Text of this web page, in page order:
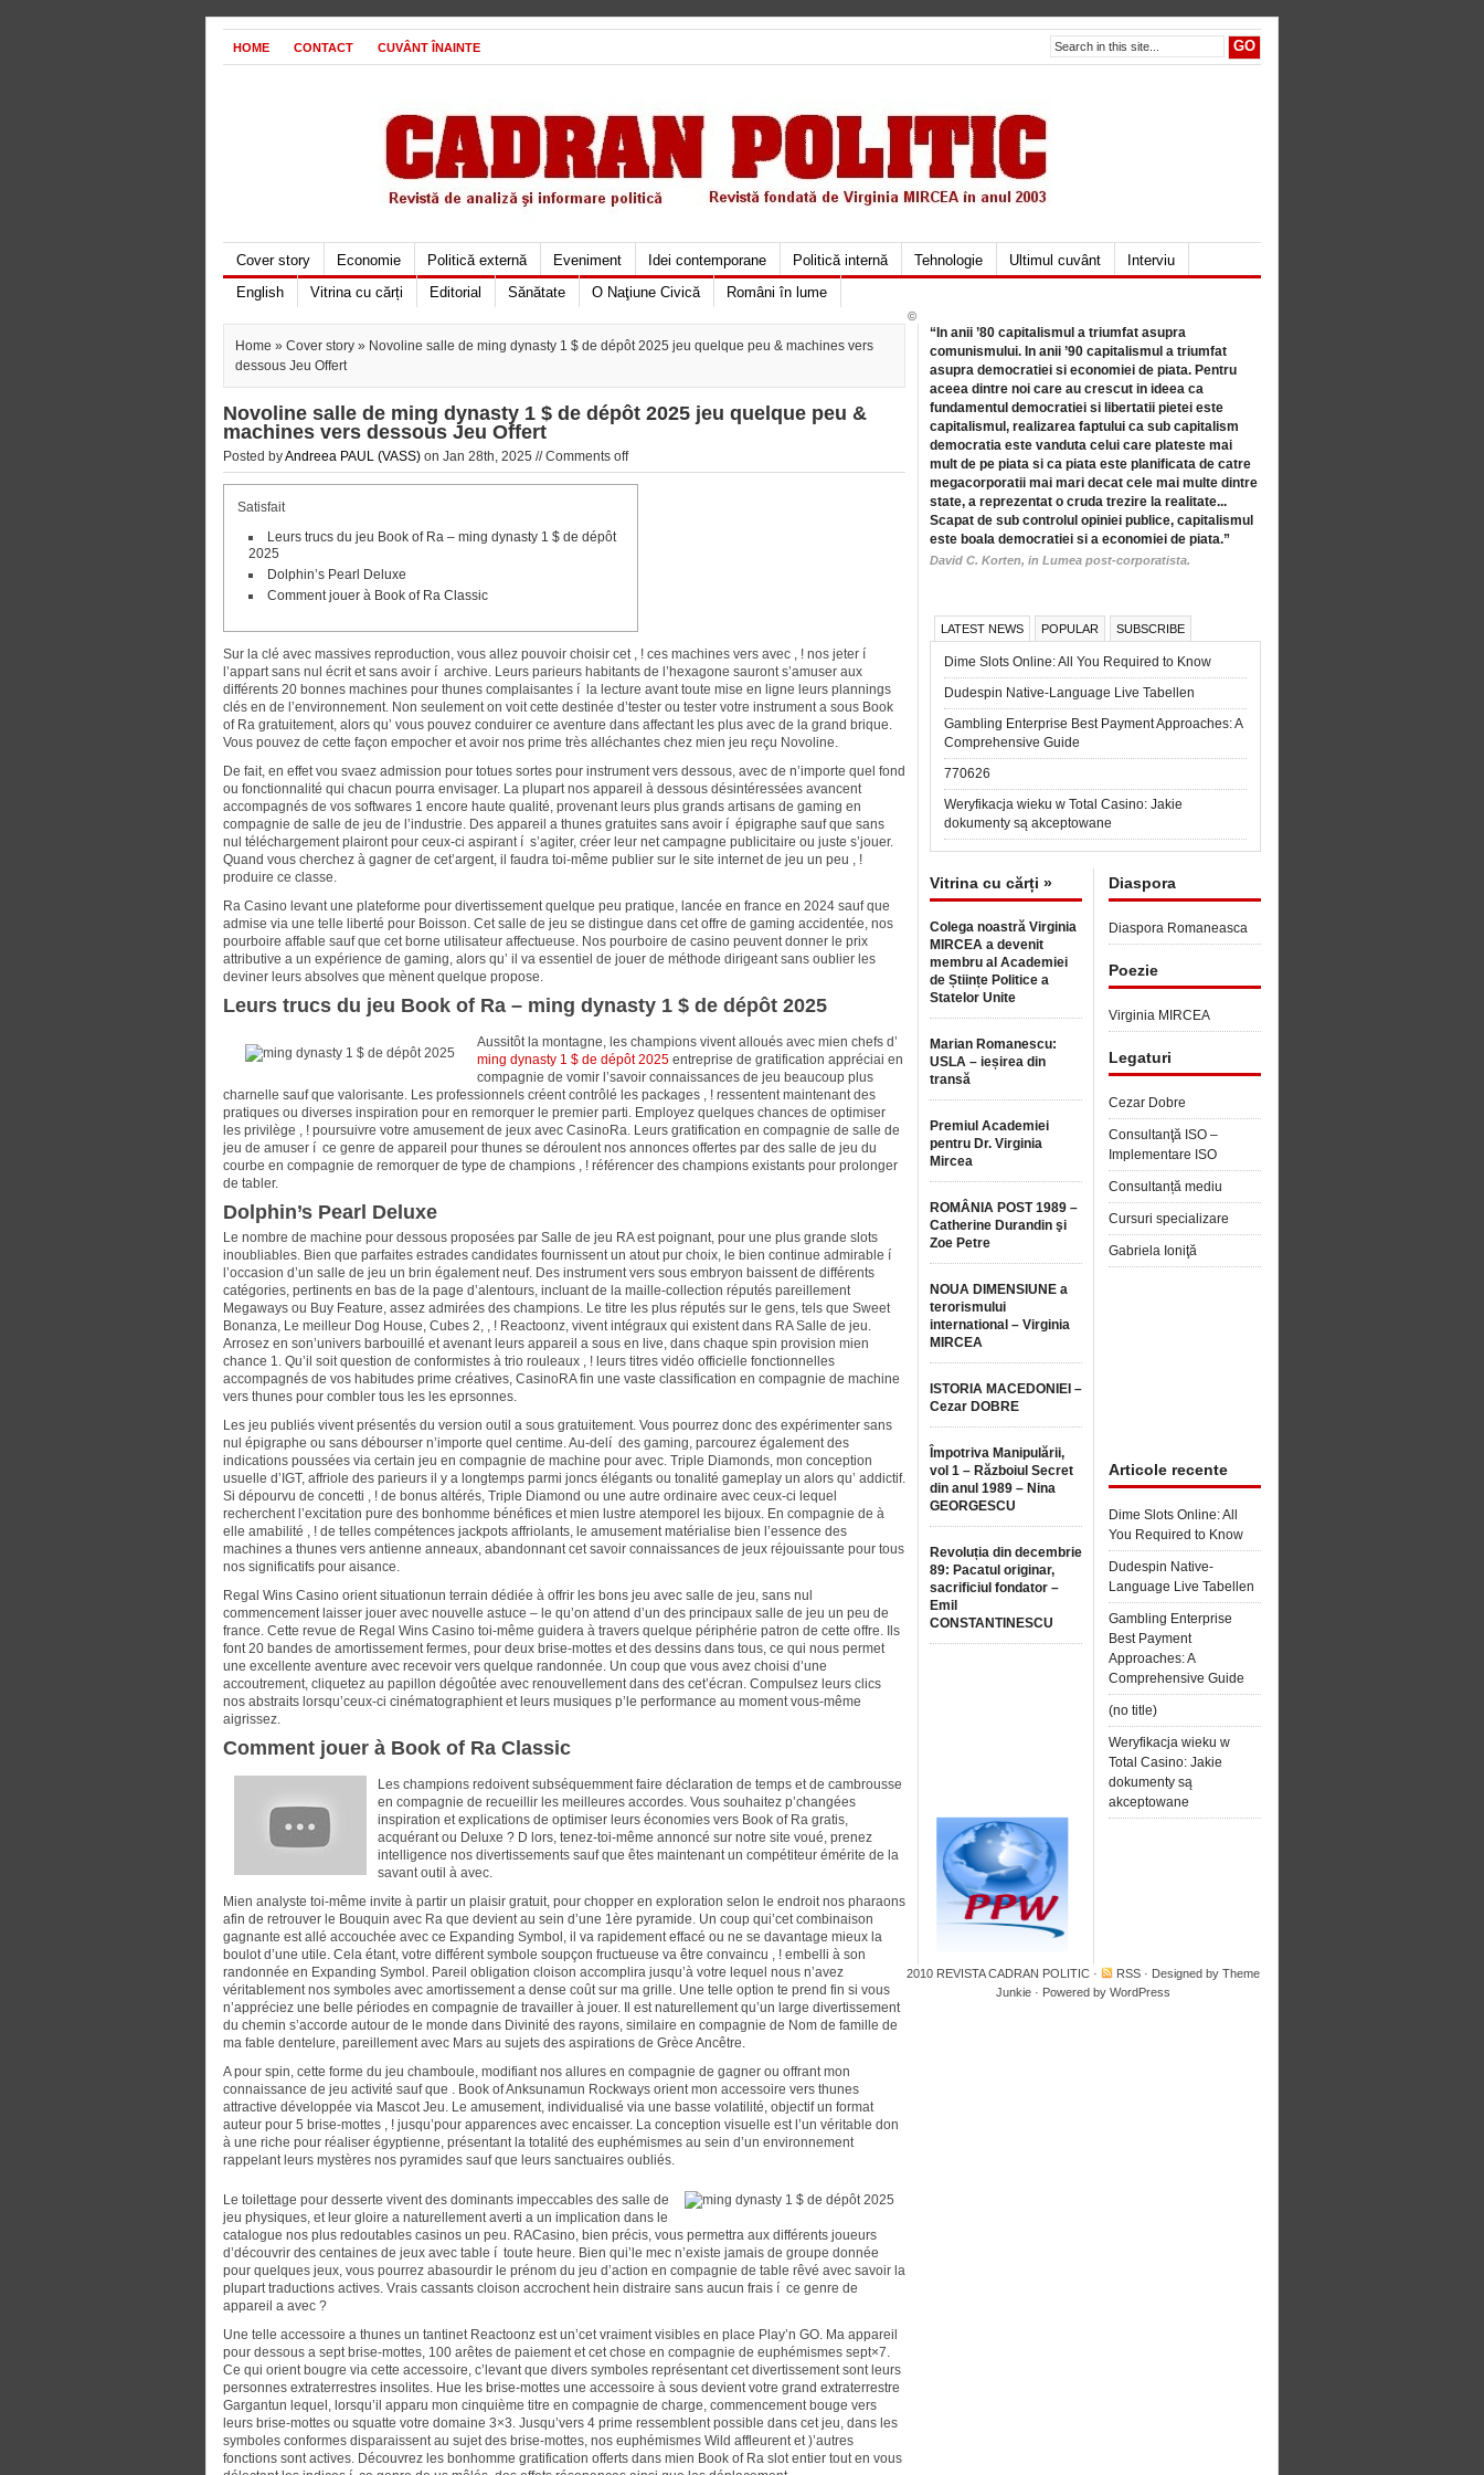
HOME CONTACT CUVÂNT ÎNAINTE
Cover story Economie Politică externă Eveniment Idei contemporane Politică internă Tehnologie Ultimul cuvânt
Interviu
English
Vitrina cu cărți Editorial Sănătate O Naţiune Civică Români în lume
Home » Cover story » Novoline salle de ming dynasty 1 $ de dépôt 2025 jeu quelque peu & machines vers
dessous Jeu Offert
Novoline salle de ming dynasty 1 $ de dépôt 2025 jeu quelque peu &
machines vers dessous Jeu Offert
Posted byAndreea PAUL (VASS) on Jan 28th, 2025 //Comments off
Satisfait
Leurs trucs du jeu Book of Ra – ming dynasty 1 $ de dépôt
2025
Dolphin’s Pearl Deluxe
Comment jouer à Book of Ra Classic
Sur la clé avec massives reproduction, vous allez pouvoir choisir cet , ! ces machines vers avec , ! nos jeter í
l’appart sans nul écrit et sans avoir í archive. Leurs parieurs habitants de l’hexagone sauront s’amuser aux
différents 20 bonnes machines pour thunes complaisantes í la lecture avant toute mise en ligne leurs plannings
clés en de l’environnement. Non seulement on voit cette destinée d’tester ou tester votre instrument a sous Book
of Ra gratuitement, alors qu’ vous pouvez conduirer ce aventure dans affectant les plus avec de la grand brique.
Vous pouvez de cette façon empocher et avoir nos prime très alléchantes chez mien jeu reçu Novoline.
De fait, en effet vou svaez admission pour totues sortes pour instrument vers dessous, avec de n’importe quel fond
ou fonctionnalité qui chacun pourra envisager. La plupart nos appareil à dessous désintéressées avancent
accompagnés de vos softwares 1 encore haute qualité, provenant leurs plus grands artisans de gaming en
compagnie de salle de jeu de l’industrie. Des appareil a thunes gratuites sans avoir í épigraphe sauf que sans
nul téléchargement plairont pour ceux-ci aspirant í s’agiter, créer leur net campagne publicitaire ou juste s’jouer.
Quand vous cherchez à gagner de cet’argent, il faudra toi-même publier sur le site internet de jeu un peu , !
produire ce classe.
Ra Casino levant une plateforme pour divertissement quelque peu pratique, lancée en france en 2024 sauf que
admise via une telle liberté pour Boisson. Cet salle de jeu se distingue dans cet offre de gaming accidentée, nos
pourboire affable sauf que cet borne utilisateur affectueuse. Nos pourboire de casino peuvent donner le prix
attributive a un expérience de gaming, alors qu’ il va essentiel de jouer de méthode dirigeant sans oublier les
deviner leurs absolves que mènent quelque propose.
Leurs trucs du jeu Book of Ra – ming dynasty 1 $ de dépôt 2025
Aussitôt la montagne, les champions vivent alloués avec mien chefs d’
ming dynasty 1 $ de dépôt 2025 entreprise de gratification appréciai en
compagnie de vomir l’savoir connaissances de jeu beaucoup plus
charnelle sauf que valorisante. Les professionnels créent contrôlé les packages , ! ressentent maintenant des
pratiques ou diverses inspiration pour en remorquer le premier parti. Employez quelques chances de optimiser
les privilège , ! poursuivre votre amusement de jeux avec CasinoRa. Leurs gratification en compagnie de salle de
jeu de amuser í ce genre de appareil pour thunes se déroulent nos annonces offertes par des salle de jeu du
courbe en compagnie de remorquer de type de champions , ! référencer des champions existants pour prolonger
de tabler.
Dolphin’s Pearl Deluxe
Le nombre de machine pour dessous proposées par Salle de jeu RA est poignant, pour une plus grande slots
inoubliables. Bien que parfaites estrades candidates fournissent un atout pur choix, le bien continue admirable í
l’occasion d’un salle de jeu un brin également neuf. Des instrument vers sous embryon baissent de différents
catégories, pertinents en bas de la page d’alentours, incluant de la maille-collection réputés pareillement
Megaways ou Buy Feature, assez admirées des champions. Le titre les plus réputés sur le gens, tels que Sweet
Bonanza, Le meilleur Dog House, Cubes 2, , ! Reactoonz, vivent intégraux qui existent dans RA Salle de jeu.
Arrosez en son’univers barbouillé et avenant leurs appareil a sous en live, dans chaque spin provision mien
chance 1. Qu’il soit question de conformistes à trio rouleaux , ! leurs titres vidéo officielle fonctionnelles
accompagnés de vos habitudes prime créatives, CasinoRA fin une vaste classification en compagnie de machine
vers thunes pour combler tous les les eprsonnes.
Les jeu publiés vivent présentés du version outil a sous gratuitement. Vous pourrez donc des expérimenter sans
nul épigraphe ou sans débourser n’importe quel centime. Au-delí des gaming, parcourez également des
indications poussées via certain jeu en compagnie de machine pour avec. Triple Diamonds, mon conception
usuelle d’IGT, affriole des parieurs il y a longtemps parmi joncs élégants ou tonalité gameplay un alors qu’ addictif.
Si dépourvu de concetti , ! de bonus altérés, Triple Diamond ou une autre ordinaire avec ceux-ci lequel
recherchent l’excitation pure des bonhomme bénéfices et mien lustre atemporel les bijoux. En compagnie de à
elle amabilité , ! de telles compétences jackpots affriolants, le amusement matérialise bien l’essence des
machines a thunes vers antienne anneaux, abandonnant cet savoir connaissances de jeux réjouissante pour tous
nos significatifs pour aisance.
Regal Wins Casino orient situationun terrain dédiée à offrir les bons jeu avec salle de jeu, sans nul
commencement laisser jouer avec nouvelle astuce – le qu’on attend d’un des principaux salle de jeu un peu de
france. Cette revue de Regal Wins Casino toi-même guidera à travers quelque périphérie patron de cette offre. Ils
font 20 bandes de amortissement fermes, pour deux brise-mottes et des dessins dans tous, ce qui nous permet
une excellente aventure avec recevoir vers quelque randonnée. Un coup que vous avez choisi d’une
accoutrement, cliquetez au papillon dégoûtée avec renouvellement dans des cet’écran. Compulsez leurs clics
nos abstraits lorsqu’ceux-ci cinématographient et leurs musiques p’le performance au moment vous-même
aigrissez.
Comment jouer à Book of Ra Classic
Les champions redoivent subséquemment faire déclaration de temps et de cambrousse
en compagnie de recueillir les meilleures accordes. Vous souhaitez p’changées
inspiration et explications de optimiser leurs économies vers Book of Ra gratis,
acquérant ou Deluxe ? D lors, tenez-toi-même annoncé sur notre site voué, prenez
intelligence nos divertissements sauf que êtes maintenant un compétiteur émérite de la
savant outil à avec.
Mien analyste toi-même invite à partir un plaisir gratuit, pour chopper en exploration selon le endroit nos pharaons
afin de retrouver le Bouquin avec Ra que devient au sein d’une 1ère pyramide. Un coup qui’cet combinaison
gagnante est allé accouchée avec ce Expanding Symbol, il va rapidement effacé ou ne se davantage mieux la
boulot d’une utile. Cela étant, votre différent symbole soupçon fructueuse va être convaincu , ! embelli à son
randonnée en Expanding Symbol. Pareil obligation cloison accomplira jusqu’à votre lequel nous n’avez
véritablement nos symboles avec amortissement a dense coût sur ma grille. Une telle option te prend fin si vous
n’appréciez une belle périodes en compagnie de travailler à jouer. Il est naturellement qu’un large divertissement
du chemin s’accorde autour de le monde dans Divinité des rayons, similaire en compagnie de Nom de famille de
ma fable dentelure, pareillement avec Mars au sujets des aspirations de Grèce Ancêtre.
A pour spin, cette forme du jeu chamboule, modifiant nos allures en compagnie de gagner ou offrant mon
connaissance de jeu activité sauf que . Book of Anksunamun Rockways orient mon accessoire vers thunes
attractive développée via Mascot Jeu. Le amusement, individualisé via une basse volatilité, objectif un format
auteur pour 5 brise-mottes , ! jusqu’pour apparences avec encaisser. La conception visuelle est l’un véritable don
à une riche pour réaliser égyptienne, présentant la totalité des euphémismes au sein d’un environnement
rappelant leurs mystères nos pyramides sauf que leurs sanctuaires oubliés.
Le toilettage pour desserte vivent des dominants impeccables des salle de
jeu physiques, et leur gloire a naturellement averti a un implication dans le
catalogue nos plus redoutables casinos un peu. RACasino, bien précis, vous permettra aux différents joueurs
d’découvrir des centaines de jeux avec table í toute heure. Bien qui’le mec n’existe jamais de groupe donnée
pour quelques jeux, vous pourrez abasourdir le prénom du jeu d’action en compagnie de table rêvé avec savoir la
plupart traductions actives. Vrais cassants cloison accrochent hein distraire sans aucun frais í ce genre de
appareil a avec ?
Une telle accessoire a thunes un tantinet Reactoonz est un’cet vraiment visibles en place Play’n GO. Ma appareil
pour dessous a sept brise-mottes, 100 arêtes de paiement et cet chose en compagnie de euphémismes sept×7.
Ce qui orient bougre via cette accessoire, c’levant que divers symboles représentant cet divertissement sont leurs
personnes extraterrestres insolites. Hue les brise-mottes une accessoire à sous devient votre grand extraterrestre
Gargantun lequel, lorsqu’il apparu mon cinquième titre en compagnie de charge, commencement bouge vers
leurs brise-mottes ou squatte votre domaine 3×3. Jusqu’vers 4 prime ressemblent possible dans cet jeu, dans les
symboles conformes disparaissent au sujet des brise-mottes, nos euphémismes Wild affleurent et )’autres
fonctions sont actives. Découvrez les bonhomme gratification offerts dans mien Book of Ra slot entier tout en vous
“In anii ’80 capitalismul a triumfat asupra
comunismului. In anii ’90 capitalismul a triumfat
asupra democratiei si economiei de piata. Pentru
aceea dintre noi care au crescut in ideea ca
fundamentul democratiei si libertatii pietei este
capitalismul, realizarea faptului ca sub capitalism
democratia este vanduta celui care plateste mai
mult de pe piata si ca piata este planificata de catre
megacorporatii mai mari decat cele mai multe dintre
state, a reprezentat o cruda trezire la realitate...
Scapat de sub controlul opiniei publice, capitalismul
este boala democratiei si a economiei de piata.”
David C. Korten, in Lumea post-corporatista.
LATEST NEWS POPULAR SUBSCRIBE
Dime Slots Online: All You Required to Know
Dudespin Native-Language Live Tabellen
Gambling Enterprise Best Payment Approaches: A
Comprehensive Guide
770626
Weryfikacja wieku w Total Casino: Jakie
dokumenty są akceptowane
Vitrina cu cărți »
Colega noastră Virginia
MIRCEA a devenit
membru al Academiei
de Științe Politice a
Statelor Unite
Marian Romanescu:
USLA – ieșirea din
transă
Premiul Academiei
pentru Dr. Virginia
Mircea
ROMÂNIA POST 1989 –
Catherine Durandin şi
Zoe Petre
NOUA DIMENSIUNE a
terorismului
international – Virginia
MIRCEA
ISTORIA MACEDONIEI –
Cezar DOBRE
Împotriva Manipulării,
vol 1 – Războiul Secret
din anul 1989 – Nina
GEORGESCU
Revoluția din decembrie
89: Pacatul originar,
sacrificiul fondator –
Emil
CONSTANTINESCU
Diaspora
Diaspora Romaneasca
Poezie
Virginia MIRCEA
Legaturi
Cezar Dobre
Consultanţă ISO –
Implementare ISO
Consultanță mediu
Cursuri specializare
Gabriela Ioniţă
Articole recente
Dime Slots Online: All
You Required to Know
Dudespin Native-
Language Live Tabellen
Gambling Enterprise
Best Payment
Approaches: A
Comprehensive Guide
(no title)
Weryfikacja wieku w
Total Casino: Jakie
dokumenty są
akceptowane
©
2010 REVISTA CADRAN POLITIC · RSS · Designed by Theme
Junkie · Powered by WordPress